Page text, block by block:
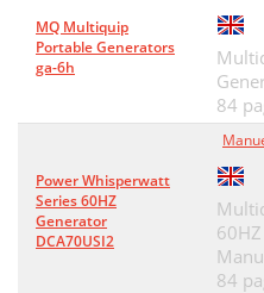
MQ Multiquip
Portable Generators
ga-6h
84
Power Whisperwatt
Series 60HZ
Generator
DCA70USI2
84